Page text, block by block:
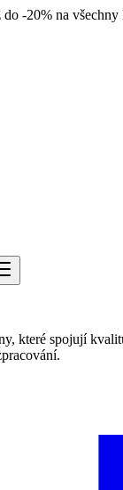
-20% na
které spojují